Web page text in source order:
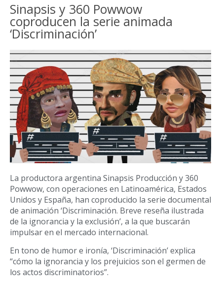
Sinapsis y 360 Powwow
coproducen la serie animada
‘Discriminación’
La productora argentina Sinapsis Producción y 360
Powwow, con operaciones en Latinoamérica, Estados
Unidos y España, han coproducido la serie documental
de animación ‘Discriminación. Breve reseña ilustrada
de la ignorancia y la exclusión’, a la que buscarán
impulsar en el mercado internacional.
En tono de humor e ironía, ‘Discriminación’ explica
“cómo la ignorancia y los prejuicios son el germen de
los actos discriminatorios”.